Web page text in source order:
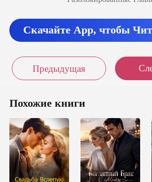
Скачайте App, чтобы
Предыдущая
Похожие книги